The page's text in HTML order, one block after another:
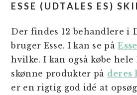
ESSE (UDTALES ES)
Der findes 12 behandlere i
bruger Esse. I kan se på
hvilke. I kan også købe hele
skønne produkter på deres
er en rigtig god idé at